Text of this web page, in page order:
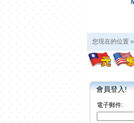
您現在的位置 »
會員登入!
電子郵件: